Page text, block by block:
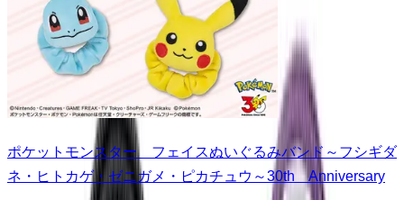
ポケットモンスター フェイスぬいぐるみバンド～フシギダ
ネ・ヒトカゲ・ゼニガメ・ピカチュウ～30th Anniversary